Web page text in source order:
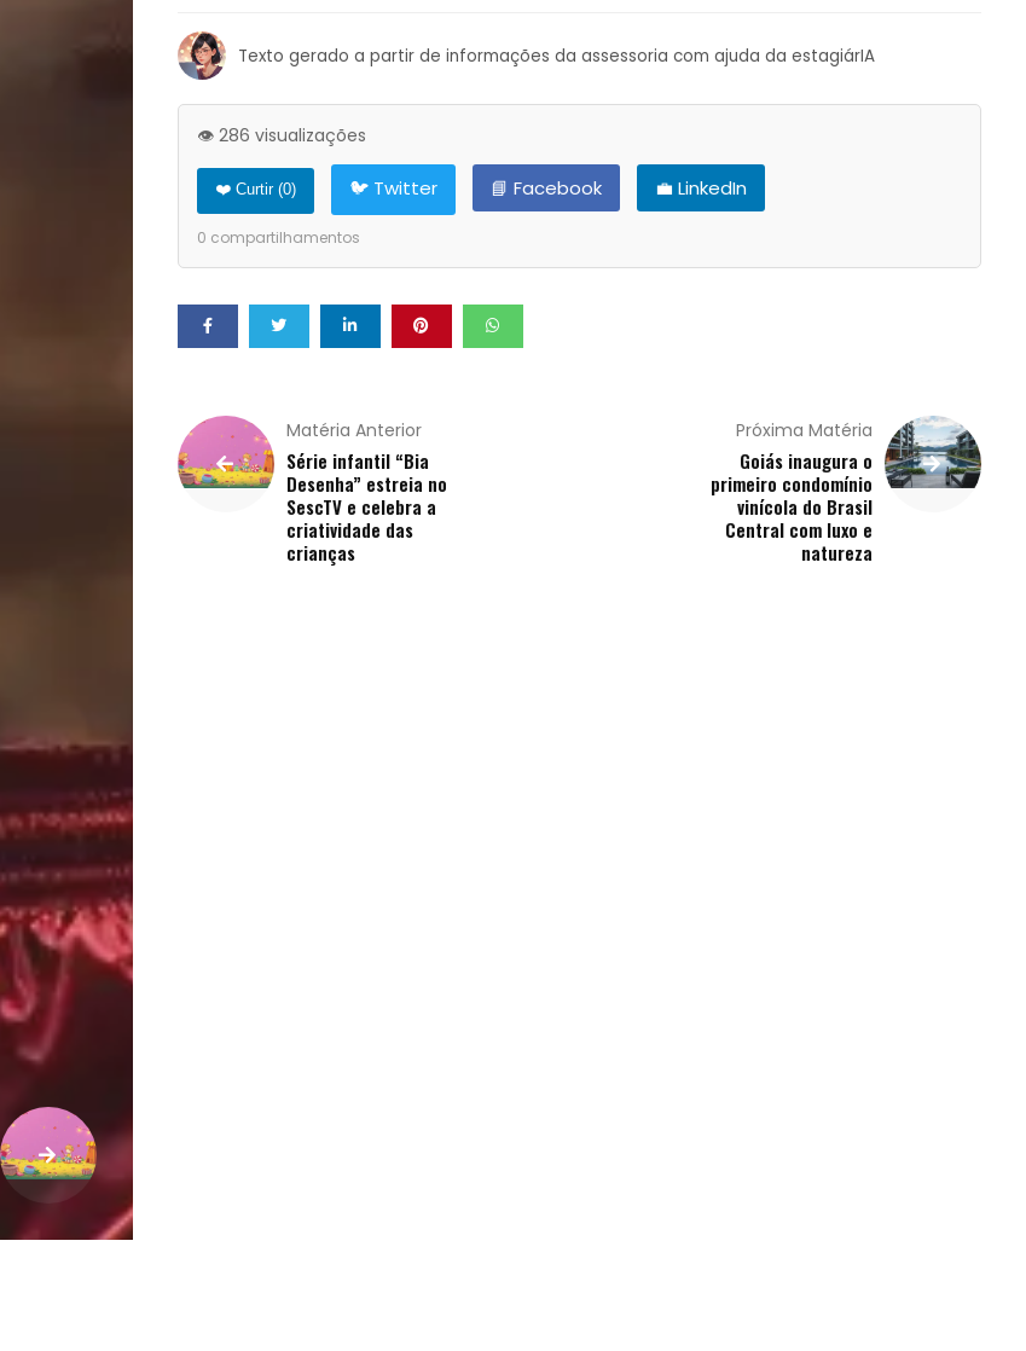
&
Filhos
Notícias
Opinião
Pets
Receitas
Saúde
e
Qualidade
Texto gerado a partir de informações da assessoria com ajuda da estagiárIA
👁️ 286 visualizações
❤️ Curtir (0) 🐦 Twitter 📘 Facebook 💼 LinkedIn
0 compartilhamentos
Matéria Anterior
Série infantil “Bia
Desenha” estreia no
SescTV e celebra a
criatividade das
crianças
Próxima Matéria
Goiás inaugura o
primeiro condomínio
vinícola do Brasil
Central com luxo e
natureza